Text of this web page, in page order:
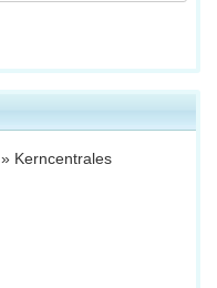
» Kerncentrales